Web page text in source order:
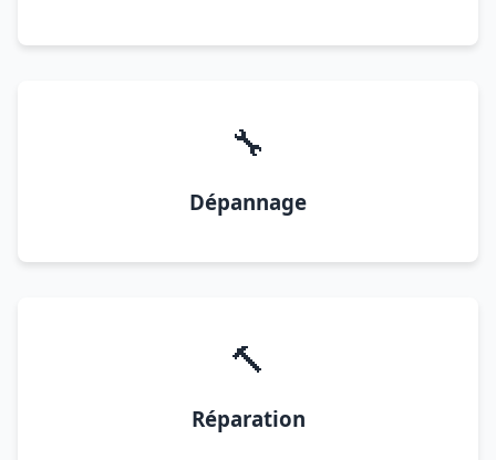
🔧
Dépannage
🔨
Réparation